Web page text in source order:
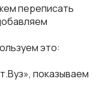
переписать
это:
показываем